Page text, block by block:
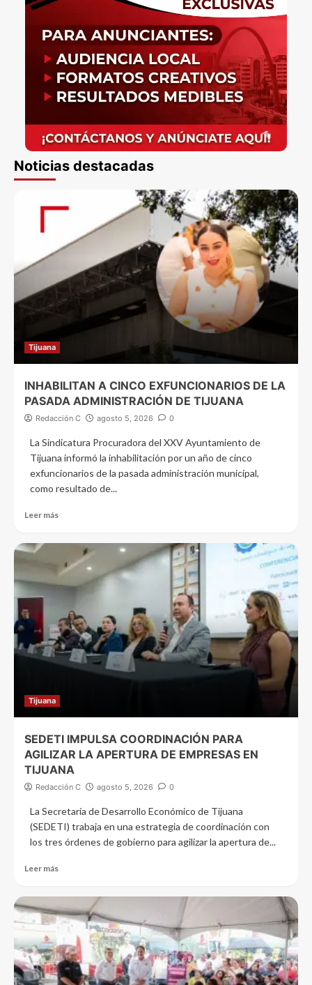
Noticias destacadas
Tijuana
INHABILITAN A CINCO EXFUNCIONARIOS DE LA
PASADA ADMINISTRACIÓN DE TIJUANA
Redacción C agosto 5, 2026 0
La Sindicatura Procuradora del XXV Ayuntamiento de
Tijuana informó la inhabilitación por un año de cinco
exfuncionarios de la pasada administración municipal,
como resultado de...
Leer más
Tijuana
SEDETI IMPULSA COORDINACIÓN PARA
AGILIZAR LA APERTURA DE EMPRESAS EN
TIJUANA
Redacción C agosto 5, 2026 0
La Secretaría de Desarrollo Económico de Tijuana
(SEDETI) trabaja en una estrategia de coordinación con
los tres órdenes de gobierno para agilizar la apertura de...
Leer más